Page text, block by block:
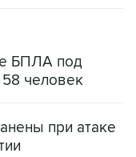
БПЛА под
человек
при атаке